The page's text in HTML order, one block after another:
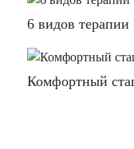
6 видов терапии
Комфортный